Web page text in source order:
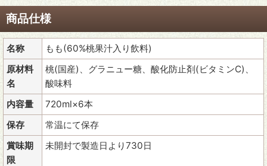
商品仕様
名称
もも(60%桃果汁入り飲料)
原材料
名
桃(国産)、グラニュー糖、酸化防止剤(ビタミンC)、
酸味料
内容量
720ml×6本
保存
常温にて保存
賞味期
限
未開封で製造日より730日